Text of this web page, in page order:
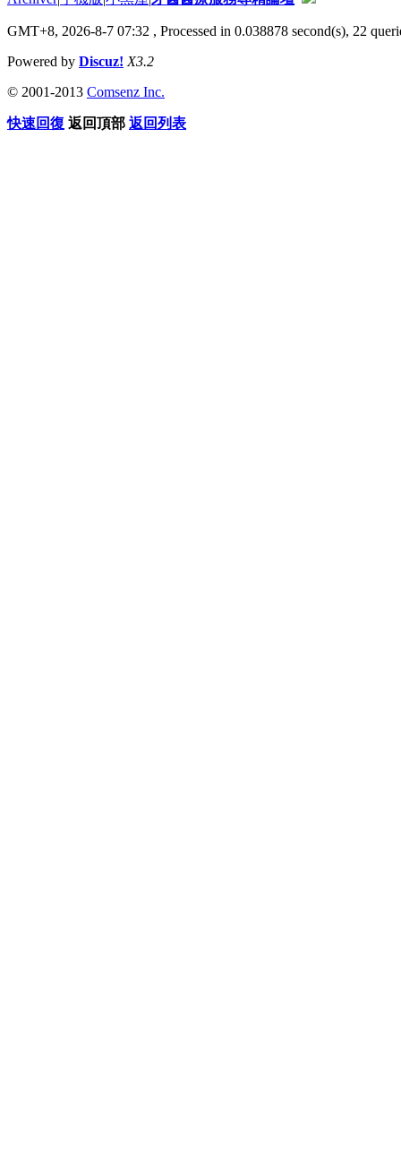
GMT+8, 2026-8-7 07:32 , Processed in 0.038878 second(s), 22
Powered by Discuz! X3.2
© 2001-2013 Comsenz Inc.
快速回復 返回頂部 返回列表